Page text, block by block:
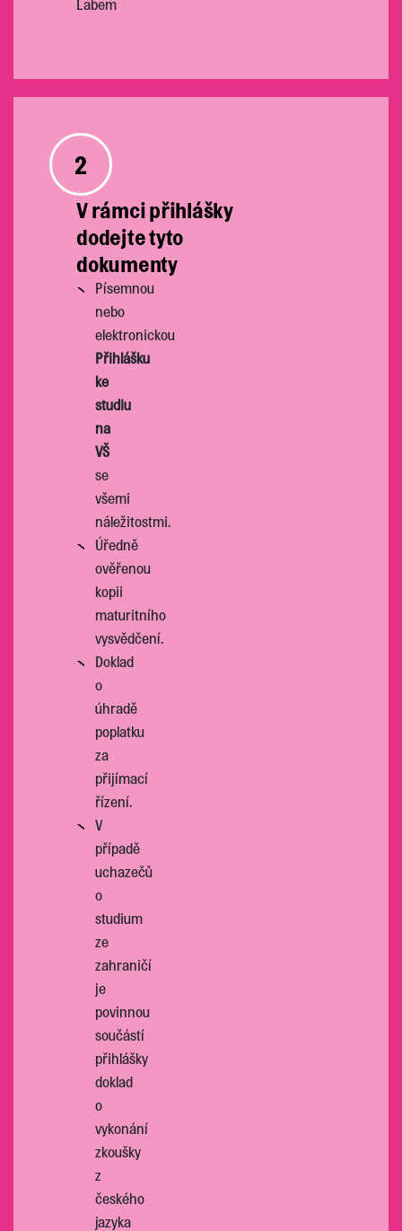
Labem
2
V rámci přihlášky
dodejte tyto
dokumenty
Písemnou
nebo
elektronickou
Přihlášku
ke
studiu
na
VŠ
se
všemi
náležitostmi.
Úředně
ověřenou
kopii
maturitního
vysvědčení.
Doklad
o
úhradě
poplatku
za
přijímací
řízení.
V
případě
uchazečů
o
studium
ze
zahraničí
je
povinnou
součástí
přihlášky
doklad
o
vykonání
zkoušky
z
českého
jazyka